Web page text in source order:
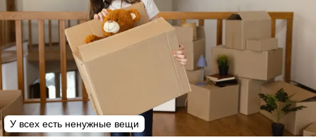
У всех есть ненужные вещи